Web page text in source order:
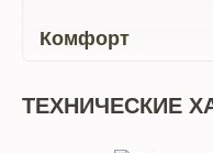
Комфорт
ТЕХНИЧЕСКИЕ